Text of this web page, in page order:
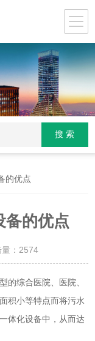
的优点
备的优点
： 2574
综合医院、医院、
积小等特点而将污水
体化设备中，从而达